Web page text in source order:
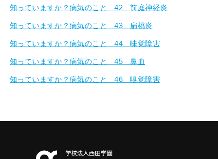
知っていますか？病気のこと 42 前庭神経炎
知っていますか？病気のこと 43 扁桃炎
知っていますか？病気のこと 44 味覚障害
知っていますか？病気のこと 45 鼻血
知っていますか？病気のこと 46 嗅覚障害